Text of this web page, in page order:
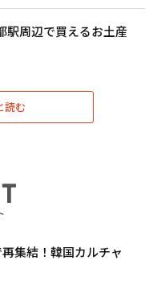
駅周辺で買えるお土産
読む
集結！韓国カルチャ